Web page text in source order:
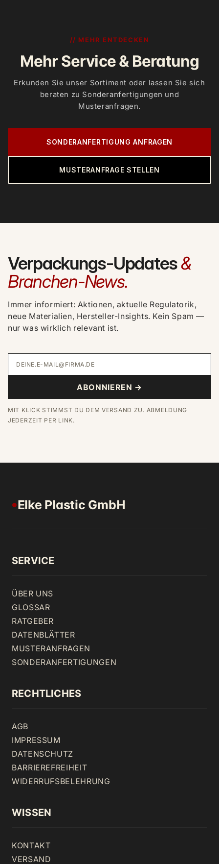
// MEHR ENTDECKEN
Mehr Service & Beratung
Erkunden Sie unser Sortiment oder lassen Sie sich
beraten zu Sonderanfertigungen und
Musteranfragen.
SONDERANFERTIGUNG ANFRAGEN
MUSTERANFRAGE STELLEN
Verpackungs-Updates&
Branchen-News.
Immer informiert: Aktionen, aktuelle Regulatorik,
neue Materialien, Hersteller-Insights. Kein Spam —
nur was wirklich relevant ist.
ABONNIEREN →
MIT KLICK STIMMST DU DEM VERSAND ZU. ABMELDUNG
JEDERZEIT PER LINK.
● Elke Plastic GmbH
SERVICE
ÜBER UNS
GLOSSAR
RATGEBER
DATENBLÄTTER
MUSTERANFRAGEN
SONDERANFERTIGUNGEN
RECHTLICHES
AGB
IMPRESSUM
DATENSCHUTZ
BARRIEREFREIHEIT
WIDERRUFSBELEHRUNG
WISSEN
KONTAKT
VERSAND